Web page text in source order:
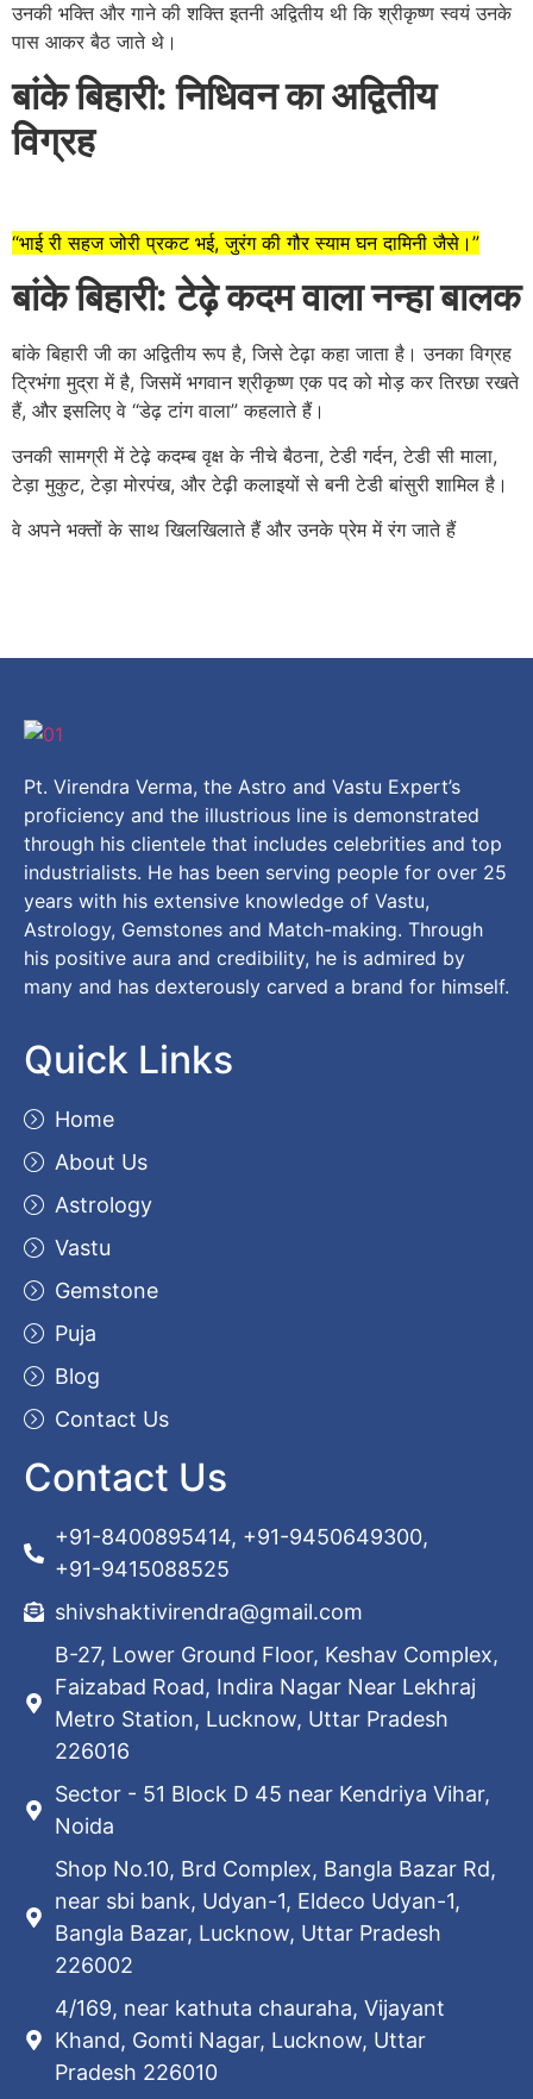
उनकी भक्ति और गाने की शक्ति इतनी अद्वितीय थी कि श्रीकृष्ण स्वयं उनके
पास आकर बैठ जाते थे।
बांके बिहारी: निधिवन का अद्वितीय
विग्रह
“भाई री सहज जोरी प्रकट भई, जुरंग की गौर स्याम घन दामिनी जैसे।”
बांके बिहारी: टेढ़े कदम वाला नन्हा बालक
बांके बिहारी जी का अद्वितीय रूप है, जिसे टेढ़ा कहा जाता है। उनका विग्रह
ट्रिभंगा मुद्रा में है, जिसमें भगवान श्रीकृष्ण एक पद को मोड़ कर तिरछा रखते
हैं, और इसलिए वे “डेढ़ टांग वाला” कहलाते हैं।
उनकी सामग्री में टेढ़े कदम्ब वृक्ष के नीचे बैठना, टेडी गर्दन, टेडी सी माला,
टेड़ा मुकुट, टेड़ा मोरपंख, और टेढ़ी कलाइयों से बनी टेडी बांसुरी शामिल है।
वे अपने भक्तों के साथ खिलखिलाते हैं और उनके प्रेम में रंग जाते हैं
Pt. Virendra Verma, the Astro and Vastu Expert’s
proficiency and the illustrious line is demonstrated
through his clientele that includes celebrities and top
industrialists. He has been serving people for over 25
years with his extensive knowledge of Vastu,
Astrology, Gemstones and Match-making. Through
his positive aura and credibility, he is admired by
many and has dexterously carved a brand for himself.
Quick Links
Home
About Us
Astrology
Vastu
Gemstone
Puja
Blog
Contact Us
Contact Us
+91-8400895414, +91-9450649300,
+91-9415088525
shivshaktivirendra@gmail.com
B-27, Lower Ground Floor, Keshav Complex,
Faizabad Road, Indira Nagar Near Lekhraj
Metro Station, Lucknow, Uttar Pradesh
226016
Sector - 51 Block D 45 near Kendriya Vihar,
Noida
Shop No.10, Brd Complex, Bangla Bazar Rd,
near sbi bank, Udyan-1, Eldeco Udyan-1,
Bangla Bazar, Lucknow, Uttar Pradesh
226002
4/169, near kathuta chauraha, Vijayant
Khand, Gomti Nagar, Lucknow, Uttar
Pradesh 226010